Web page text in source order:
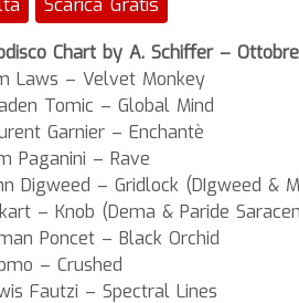
Scarica Gratis
Chart by A. Schiffer –
Laws – Velvet Monkey
Tomic – Global Mind
Garnier – Enchantè
Paganini – Rave
Digweed – Gridlock (DIgweed &
– Knob (Dema & Paride
Poncet – Black Orchid
– Crushed
Fautzi – Spectral Lines